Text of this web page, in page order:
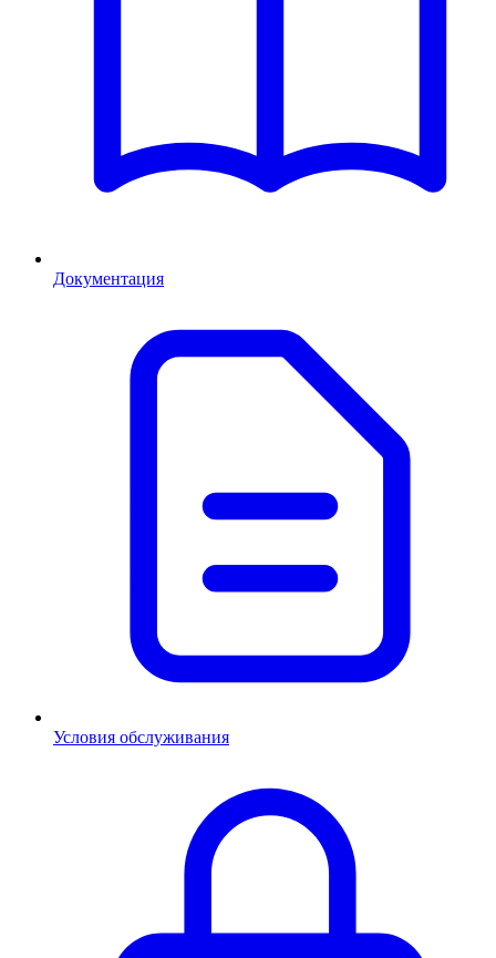
Документация
Условия обслуживания